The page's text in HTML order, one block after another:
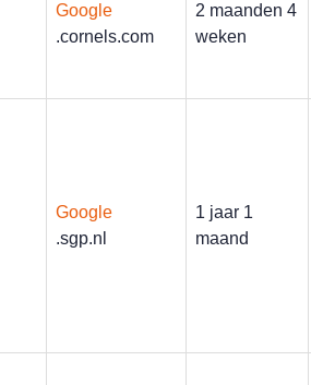
Google
.cornels.com
2 maanden 4
weken
Google
.sgp.nl
1 jaar 1
maand